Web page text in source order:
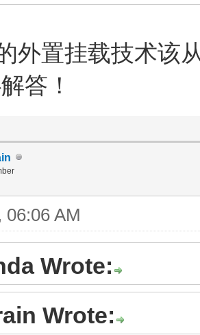
外置挂载技术该
答！
06:06 AM
Wrote:
Wrote: